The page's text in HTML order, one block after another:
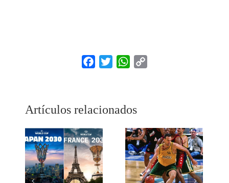
Facebook
Twitter WhatsApp
Artículos relacionados